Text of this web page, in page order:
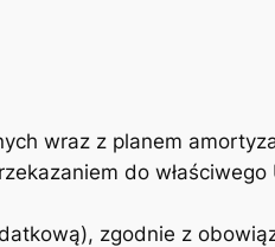
wraz z planem
do właściwego
zgodnie z